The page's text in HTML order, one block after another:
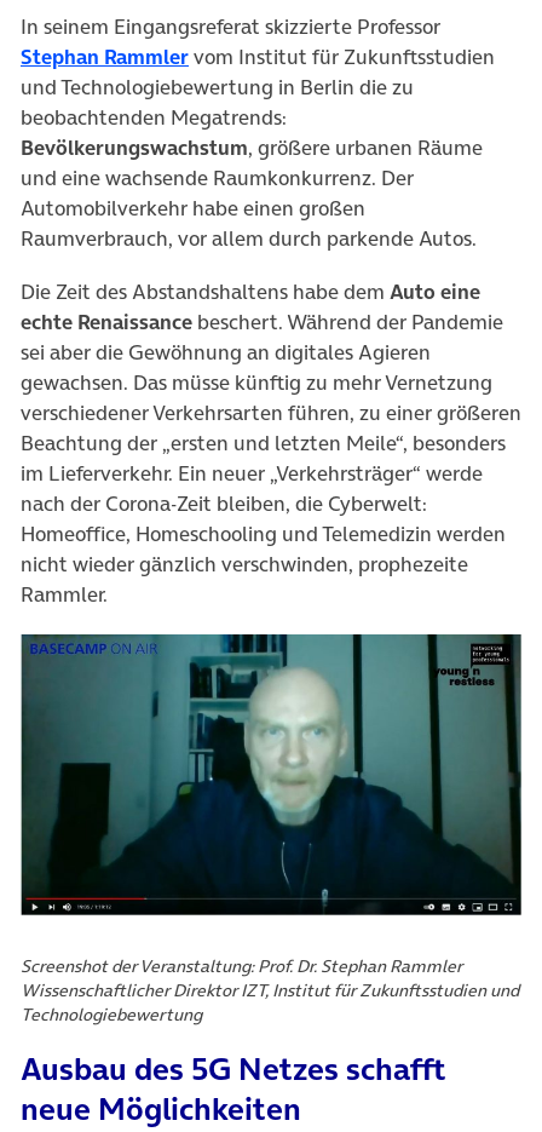
In seinem Eingangsreferat skizzierte Professor
Stephan Rammlervom Institut für Zukunftsstudien
und Technologiebewertung in Berlin die zu
beobachtenden Megatrends:
Bevölkerungswachstum, größere urbanen Räume
und eine wachsende Raumkonkurrenz. Der
Automobilverkehr habe einen großen
Raumverbrauch, vor allem durch parkende Autos.
Die Zeit des Abstandshaltens habe dem Auto eine
echte Renaissance beschert. Während der Pandemie
sei aber die Gewöhnung an digitales Agieren
gewachsen. Das müsse künftig zu mehr Vernetzung
verschiedener Verkehrsarten führen, zu einer größeren
Beachtung der „ersten und letzten Meile“, besonders
im Lieferverkehr. Ein neuer „Verkehrsträger“ werde
nach der Corona-Zeit bleiben, die Cyberwelt:
Homeoffice, Homeschooling und Telemedizin werden
nicht wieder gänzlich verschwinden, prophezeite
Rammler.
Screenshot der Veranstaltung: Prof. Dr. Stephan Rammler
Wissenschaftlicher Direktor IZT, Institut für Zukunftsstudien und
Technologiebewertung
Ausbau des 5G Netzes schafft
neue Möglichkeiten